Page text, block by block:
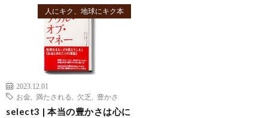
人にキク、地球にキク本
2023.12.01
お金
満たされる 欠乏 豊かさ
select3 | 本当の豊かさは心に